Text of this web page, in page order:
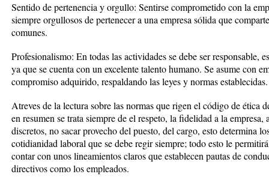
Sentido de pertenencia y orgullo: Sentirse comprometido con la
siempre orgullosos de pertenecer a una empresa sólida que
comunes.
Profesionalismo: En todas las actividades se debe ser responsable,
ya que se cuenta con un excelente talento humano. Se asume con
compromiso adquirido, respaldando las leyes y normas establecidas.
Atreves de la lectura sobre las normas que rigen el código de ética
en resumen se trata siempre de el respeto, la fidelidad a la
discretos, no sacar provecho del puesto, del cargo, esto determina
cotidianidad laboral que se debe regir siempre; todo esto le
contar con unos lineamientos claros que establecen pautas de
directivos como los empleados.